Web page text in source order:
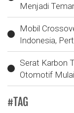
Menjadi
Mobil
Indonesia,
Serat Karbon
Otomotif
#TAG